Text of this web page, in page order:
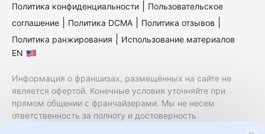
Политика конфиденциальности
Пользовательское
соглашение
Политика DCMA Политика отзывов
Политика ранжирования
Использование материалов
EN
Информация о франшизах, размещённых на сайте не
является офертой. Конечные условия уточняйте при
прямом общении с франчайзерами. Мы не несем
ответственность за полноту и достоверность